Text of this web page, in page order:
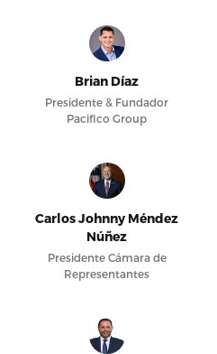
Brian Díaz
Presidente & Fundador
Pacifico Group
Carlos Johnny Méndez
Núñez
Presidente Cámara de
Representantes